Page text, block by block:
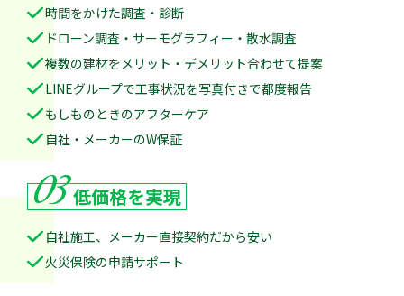
時間をかけた調査・診断
ドローン調査・サーモグラフィー・散水調査
複数の建材をメリット・デメリット合わせて提案
LINEグループで工事状況を写真付きで都度報告
もしものときのアフターケア
自社・メーカーのW保証
03 低価格を実現
自社施工、メーカー直接契約だから安い
火災保険の申請サポート